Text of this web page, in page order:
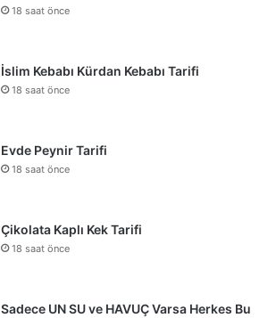
18 saat önce
İslim Kebabı Kürdan Kebabı Tarifi
18 saat önce
Evde Peynir Tarifi
18 saat önce
Çikolata Kaplı Kek Tarifi
18 saat önce
Sadece UN SU ve HAVUÇ Varsa Herkes Bu